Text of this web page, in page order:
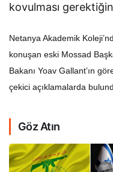
kovulması
Netanya Akademik
konuşan eski Mossad
Bakanı Yoav Gallant’ın
çekici açıklamalarda
Göz Atın